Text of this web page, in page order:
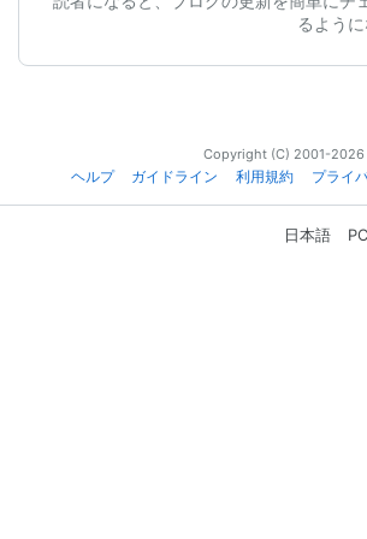
るように
Copyright (C) 2001-2026
ヘルプ
ガイドライン 利用規約 プライ
日本語